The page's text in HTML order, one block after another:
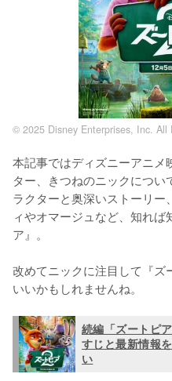
© 2025 Disney Enterprises, Inc. All
本記事ではディズニーアニメ
ター、きつねのニックにつ
ラクターと奥深いストーリ
ィやオマージュなど、知れ
ア』。
改めてニックに注目して『ズ
いいかもしれませんね。
続編「ズートピ
すじと最新情報
い